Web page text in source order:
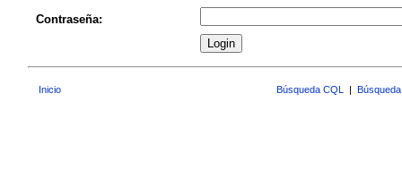
Contraseña:
Inicio Búsqueda CQL |